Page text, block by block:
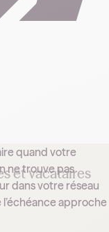
et vacataires
pour centraliser
Les cadres identifient
pour une gestion des
quand votre
ne trouve pas
dans votre réseau
approche